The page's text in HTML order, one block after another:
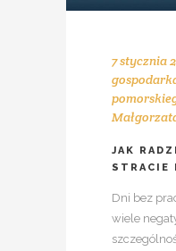
7 stycznia
JAK
STRACIE
Dni bez
wiele